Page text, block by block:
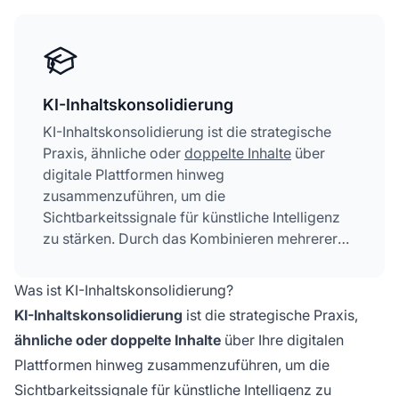
KI-Inhaltskonsolidierung
KI-Inhaltskonsolidierung ist die strategische
Praxis, ähnliche oder doppelte Inhalte über
digitale Plattformen hinweg
zusammenzuführen, um die
Sichtbarkeitssignale für künstliche Intelligenz
zu stärken. Durch das Kombinieren mehrerer
umfassende Ressourcen stellen Marken sicher,
dass KI-Systeme wie ChatGPT, Perplexity und
Google AI Overviews ihre Inhalte leichter
identifizieren und priorisieren können. Diese
Konsolidierung verhindert die Verdünnung von
Signalen, verbessert die Zitierhäufigkeit und
Was ist KI-Inhaltskonsolidierung?
KI-Inhaltskonsolidierung ist die strategische Praxis,
ähnliche oder doppelte Inhalte über Ihre digitalen
Plattformen hinweg zusammenzuführen, um die
Sichtbarkeitssignale für künstliche Intelligenz zu